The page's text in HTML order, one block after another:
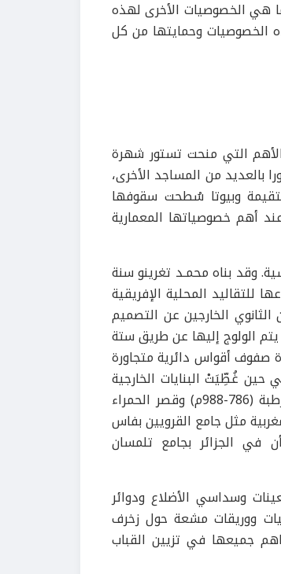
هي الخصوصيات الأخرى لهذه
الخصوصيات وحمايتها من كل
الأهم التي منحت تستور شهرة
بالعديد من المساجد الأخرى،
وبيوتا سُطحت سقوفها
أهم خصوصياتها المعمارية
وقد بناه محمـد تغرينو سنة
للتقاليد المحلية الإفريقية
الثانوي الخارجين عن التصميم
الولوج إليها عن طريق ستة
صفوف أقواس دائرية متجاورة
غُطِّيَتْ البنايات الخارجية
(
786
-
988م) وقصر الحمراء
مثلجامع القرويين بفاس
في الجزائر بجامع تلمسان
وسداسي الأضلاع ودوائر
ووريقات مشعة حول زخرف
جميعها في تزيين القباب